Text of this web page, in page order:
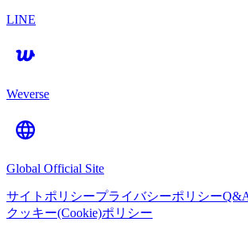
LINE
Weverse
Global Official Site
サイトポリシープライバシーポリシー
クッキー(Cookie)ポリシー